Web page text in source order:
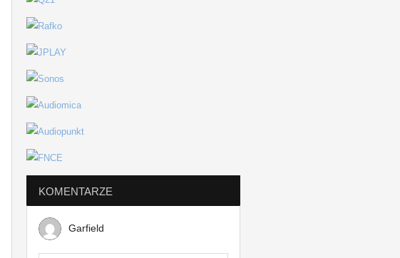
KOMENTARZE
Garfield